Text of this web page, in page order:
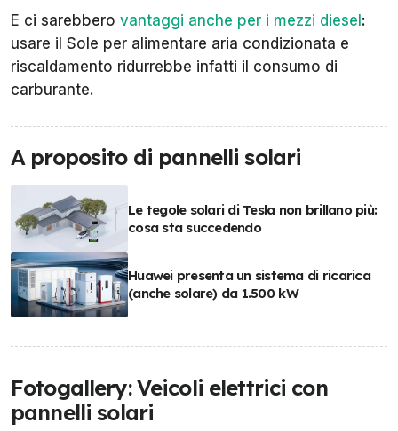
E ci sarebbero vantaggi anche per i mezzi diesel :
usare il Sole per alimentare aria condizionata e
riscaldamento ridurrebbe infatti il consumo di
carburante.
A proposito di pannelli solari
Le tegole solari di Tesla non brillano più:
cosa sta succedendo
Huawei presenta un sistema di ricarica
(anche solare) da 1.500 kW
Fotogallery: Veicoli elettrici con
pannelli solari